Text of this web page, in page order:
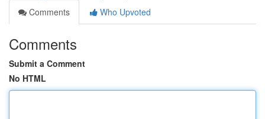
Comments
Who Upvoted
Comments
Submit a Comment
No HTML